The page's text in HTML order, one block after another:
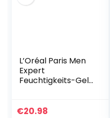
L’Oréal Paris Men
Expert
Feuchtigkeits-Gel
Gesichtspflege für
€20.98